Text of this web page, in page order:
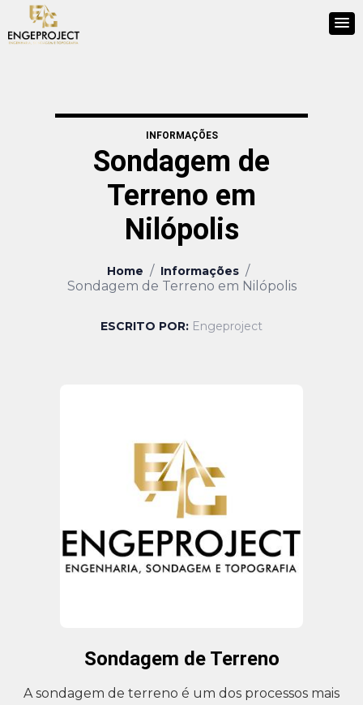
INFORMAÇÕES
Sondagem de
Terreno em
Nilópolis
Home / Informações /
Sondagem de Terreno em Nilópolis
ESCRITO POR: Engeproject
Sondagem de Terreno
A sondagem de terreno é um dos processos mais